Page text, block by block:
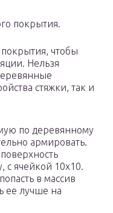
покрытия.
чтобы
Нельзя
стяжки, так и
по деревянному
армировать.
с ячейкой 10х10.
в массив
ее лучше на